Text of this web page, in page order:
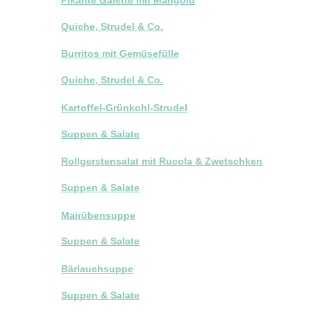
Quiche, Strudel & Co.
Burritos mit Gemüsefülle
Quiche, Strudel & Co.
Kartoffel-Grünkohl-Strudel
Suppen & Salate
Rollgerstensalat mit Rucola & Zwetschken
Suppen & Salate
Mairübensuppe
Suppen & Salate
Bärlauchsuppe
Suppen & Salate